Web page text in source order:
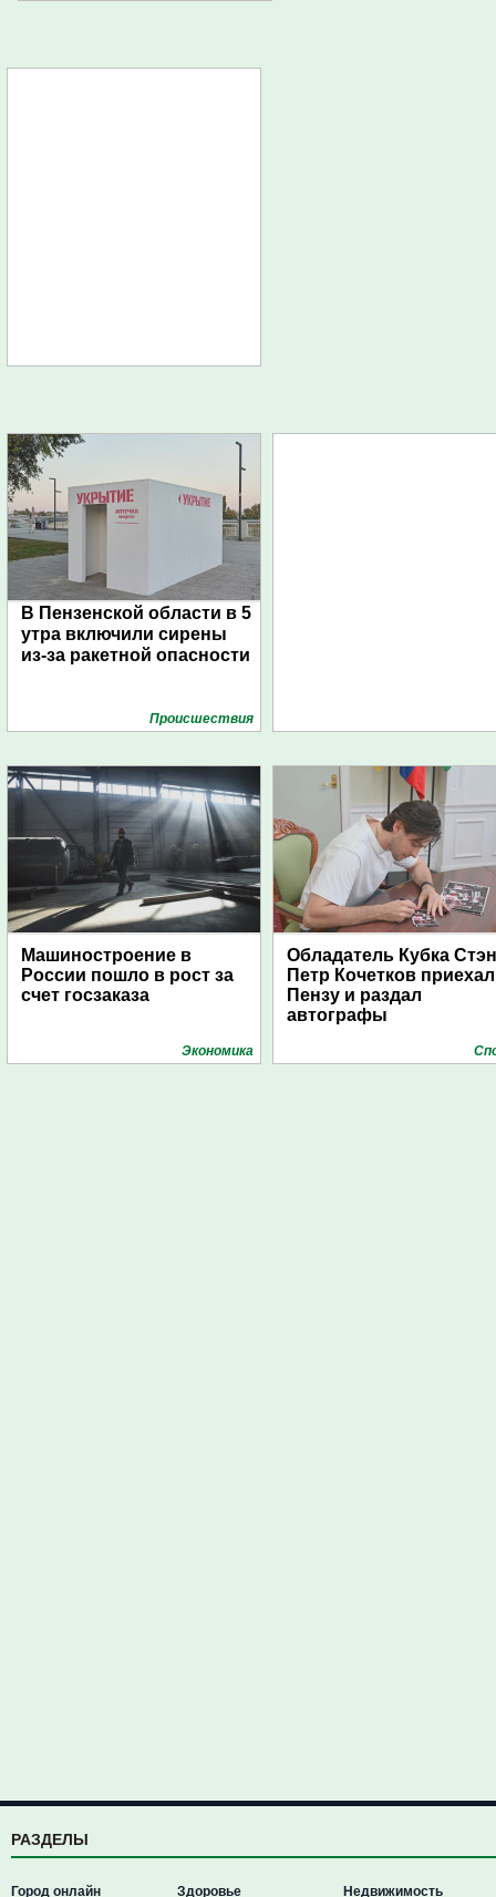
В Пензенской области в 5
утра включили сирены
из-за ракетной опасности
Проиcшествия
Машиностроение в
России пошло в рост за
счет госзаказа
Экономика
Обладатель Кубка
Петр Кочетков
Пензу и раздал
автографы
РАЗДЕЛЫ
Город онлайн Здоровье Недвижимость